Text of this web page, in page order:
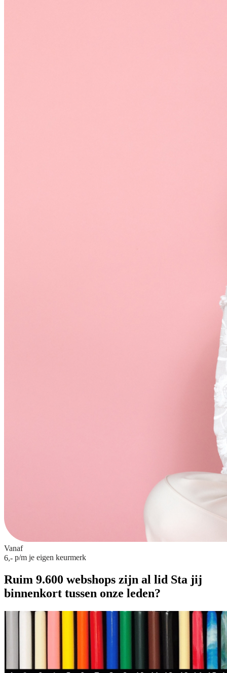
Vanaf
6,- p/m je eigen keurmerk
Ruim 9.600 webshops zijn al lid Sta jij
binnenkort tussen onze leden?